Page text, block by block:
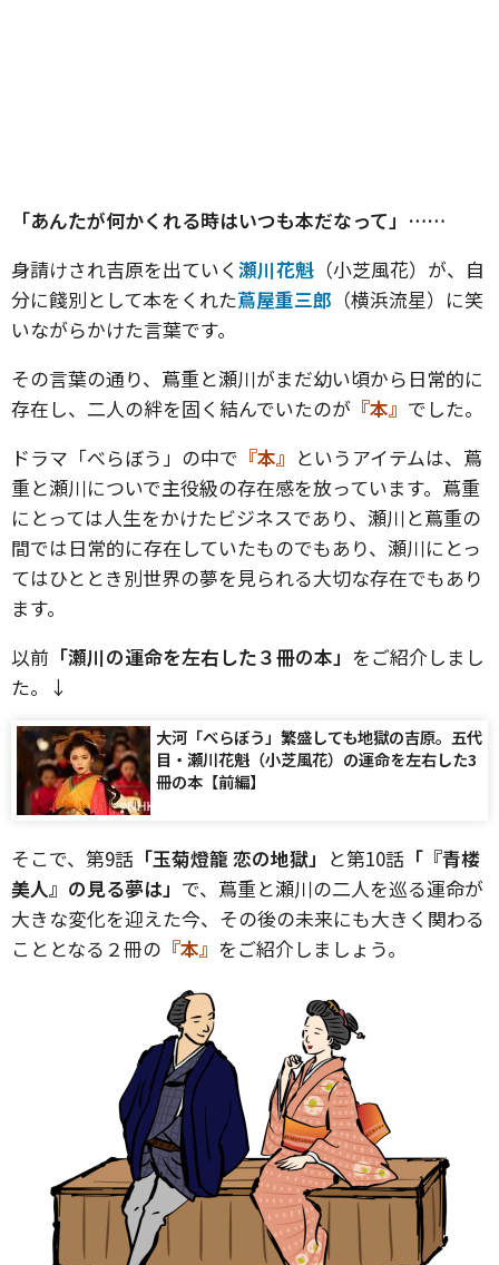
「あんたが何かくれる時はいつも本だなって」……
身請けされ吉原を出ていく 瀬川花魁 （小芝風花）が、自
分に餞別として本をくれた蔦屋重三郎 （横浜流星）に笑
いながらかけた言葉です。
その言葉の通り、蔦重と瀬川がまだ幼い頃から日常的に
存在し、二人の絆を固く結んでいたのが 『本』 でした。
ドラマ「べらぼう」の中で 『本』 というアイテムは、蔦
重と瀬川についで主役級の存在感を放っています。蔦重
にとっては人生をかけたビジネスであり、瀬川と蔦重の
間では日常的に存在していたものでもあり、瀬川にとっ
てはひととき別世界の夢を見られる大切な存在でもあり
ます。
以前 「瀬川の運命を左右した３冊の本」 をご紹介しまし
た。↓
大河「べらぼう」繁盛しても地獄の吉原。五代
目・瀬川花魁（小芝風花）の運命を左右した3
冊の本【前編】
そこで、第9話 「玉菊燈籠 恋の地獄」 と第10話 「『青楼
美人』の見る夢は」 で、蔦重と瀬川の二人を巡る運命が
大きな変化を迎えた今、その後の未来にも大きく関わる
こととなる２冊の 『本』 をご紹介しましょう。